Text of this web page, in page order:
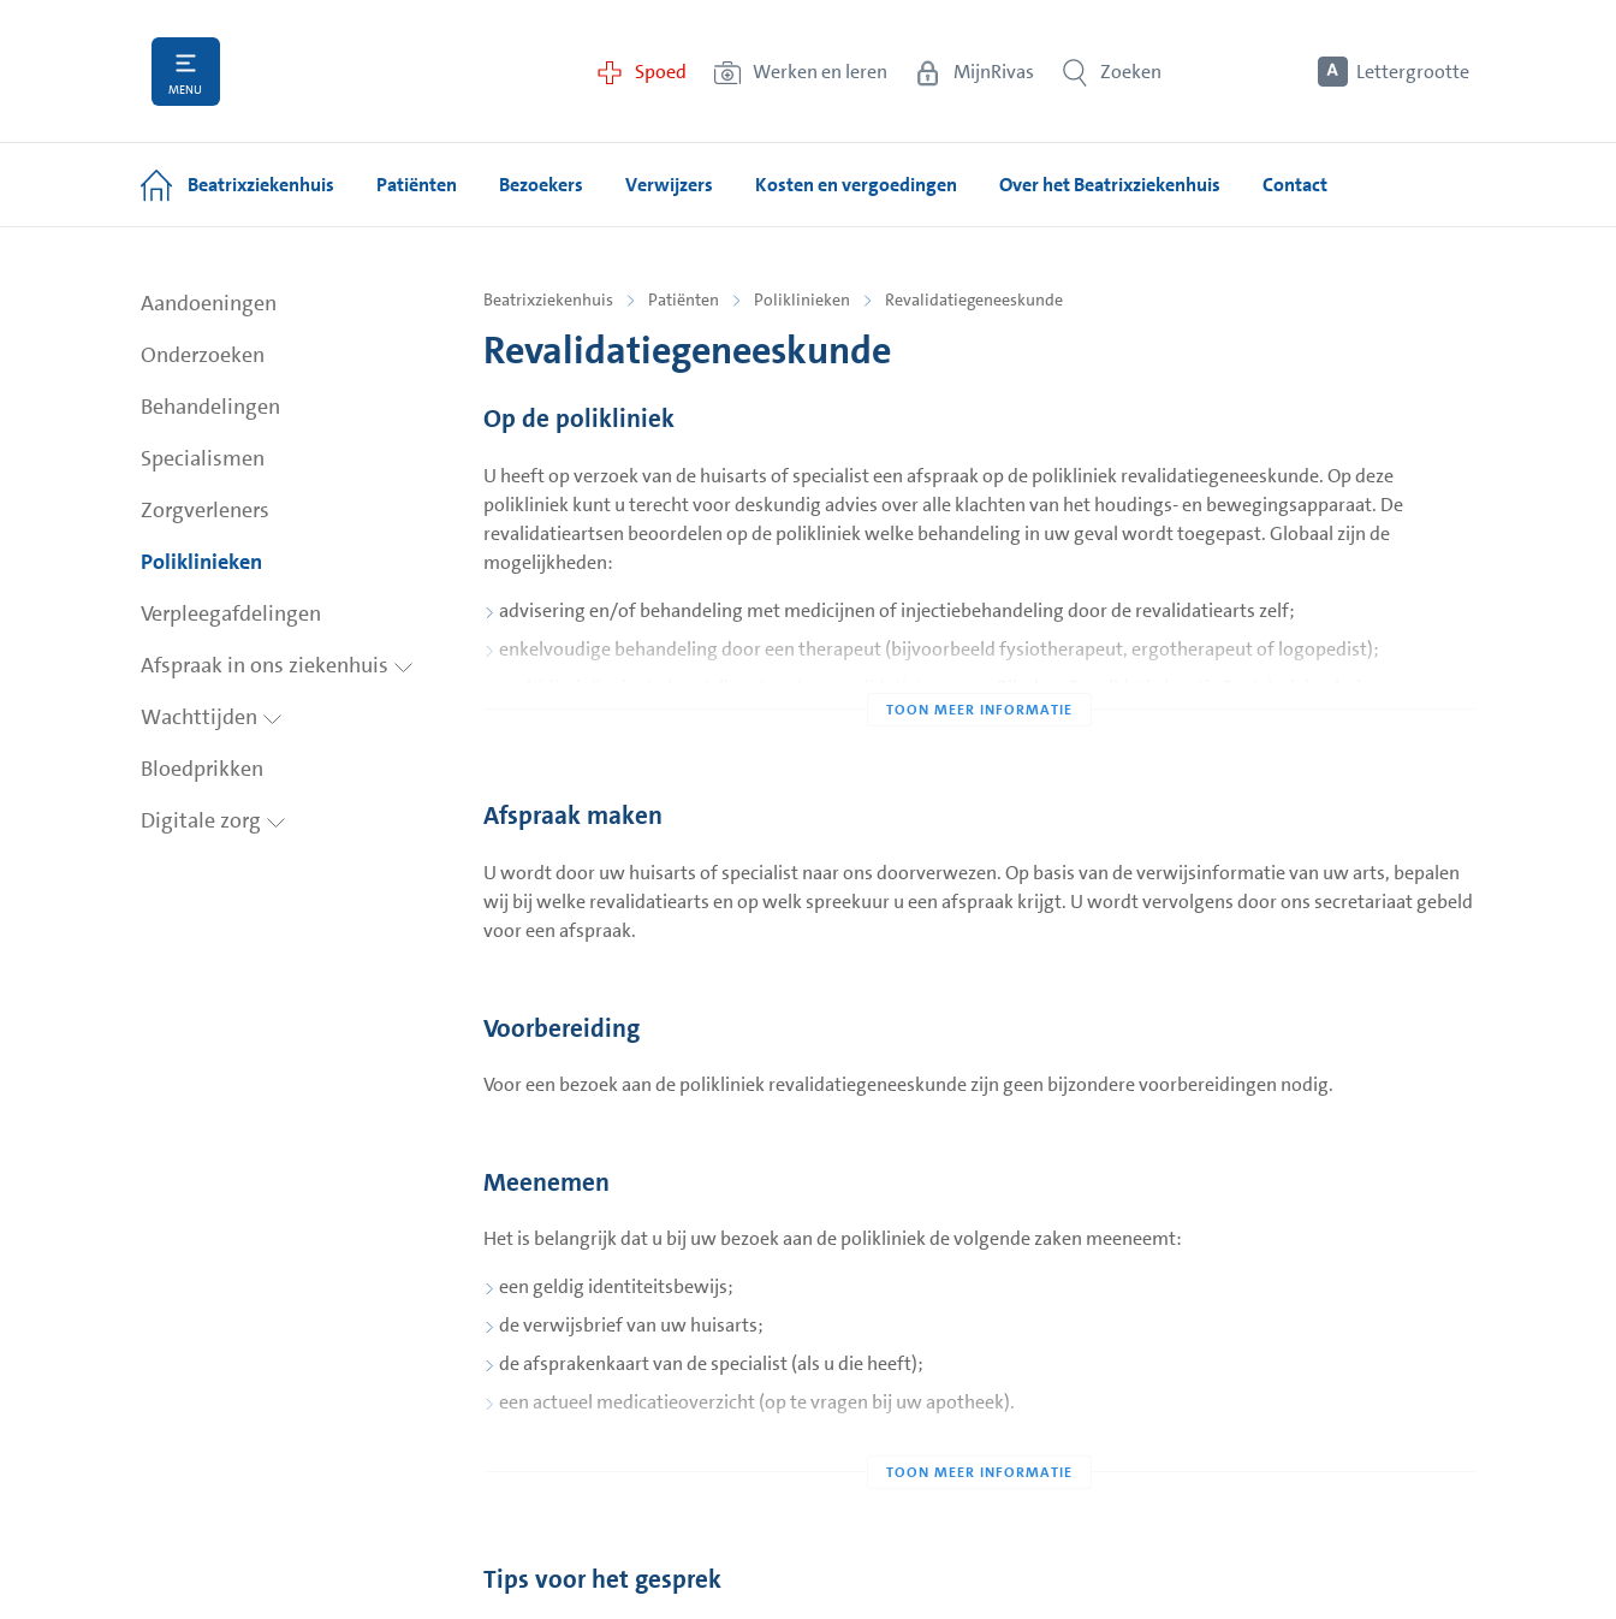
MENU
Spoed Werken en leren MijnRivas Zoeken Lettergrootte
Beatrixziekenhuis Patiënten Bezoekers Verwijzers Kosten en vergoedingen Over het Beatrixziekenhuis Contact
Aandoeningen
Onderzoeken
Behandelingen
Specialismen
Zorgverleners
Poliklinieken
Verpleegafdelingen
Afspraak in ons ziekenhuis
Wachttijden
Bloedprikken
Digitale zorg
Beatrixziekenhuis Patiënten Poliklinieken Revalidatiegeneeskunde
Revalidatiegeneeskunde
Op de polikliniek
U heeft op verzoek van de huisarts of specialist een afspraak op de polikliniek revalidatiegeneeskunde. Op deze
polikliniek kunt u terecht voor deskundig advies over alle klachten van het houdings- en bewegingsapparaat. De
revalidatieartsen beoordelen op de polikliniek welke behandeling in uw geval wordt toegepast. Globaal zijn de
mogelijkheden:
advisering en/of behandeling met medicijnen of injectiebehandeling door de revalidatiearts zelf;
enkelvoudige behandeling door een therapeut (bijvoorbeeld fysiotherapeut, ergotherapeut of logopedist);
locatie Beatrixziekenhuis
Afspraak maken
U wordt door uw huisarts of specialist naar ons doorverwezen. Op basis van de verwijsinformatie van uw arts, bepalen
wij bij welke revalidatiearts en op welk spreekuur u een afspraak krijgt. U wordt vervolgens door ons secretariaat gebeld
voor een afspraak.
Voorbereiding
Voor een bezoek aan de polikliniek revalidatiegeneeskunde zijn geen bijzondere voorbereidingen nodig.
Meenemen
Het is belangrijk dat u bij uw bezoek aan de polikliniek de volgende zaken meeneemt:
een geldig identiteitsbewijs;
de verwijsbrief van uw huisarts;
de afsprakenkaart van de specialist (als u die heeft);
een actueel medicatieoverzicht (op te vragen bij uw apotheek).
Tips voor het gesprek